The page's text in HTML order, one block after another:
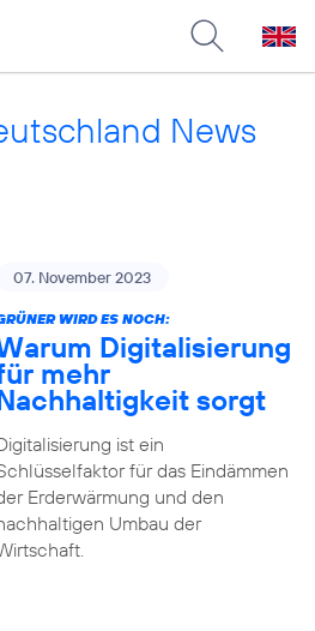
News
07. November 2023
WIRD ES NOCH:
Digitalisierung
mehr
sorgt
ist ein
für das Eindämmen
Erderwärmung und den
Umbau der